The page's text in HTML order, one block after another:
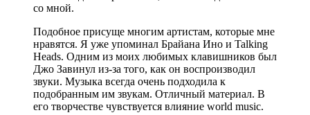
со мной.
Подобное присуще многим артистам, которые мне
нравятся. Я уже упоминал Брайана Ино и Talking
Heads. Одним из моих любимых клавишников был
Джо Завинул из-за того, как он воспроизводил
звуки. Музыка всегда очень подходила к
подобранным им звукам. Отличный материал. В
его творчестве чувствуется влияние world music.